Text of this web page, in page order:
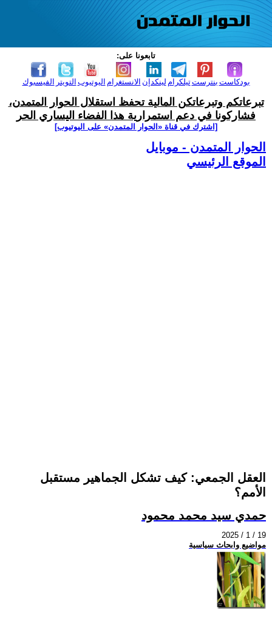
تابعونا على:
الفيسبوك التويتر اليوتيوب الانستغرام لينكدإن تيلكرامبنترست بودكاست
تبرعاتكم وتبرعاتكن المالية تحفظ استقلال الحوار المتمدن،
فشاركونا في دعم استمرارية هذا الفضاء اليساري الحر
[اشترك في قناة ‫«الحوار المتمدن» على اليوتيوب]
الحوار المتمدن - موبايل
الموقع الرئيسي
العقل الجمعي: كيف تشكل الجماهير مستقبل
الأمم؟
حمدي سيد محمد محمود
2025 / 1 / 19
مواضيع وابحاث سياسية